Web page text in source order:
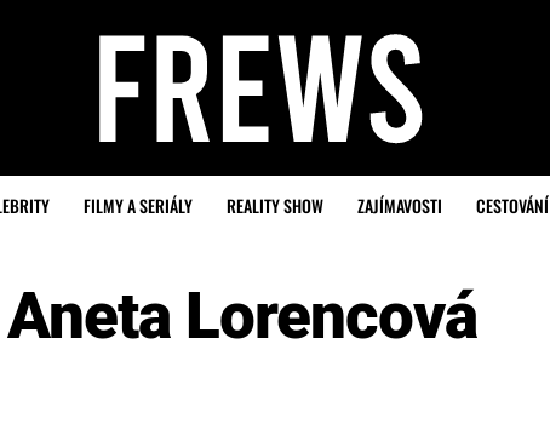
FILMY A SERIÁLY REALITY SHOW ZAJÍMAVOSTI CESTOVÁNÍ
Aneta Lorencová